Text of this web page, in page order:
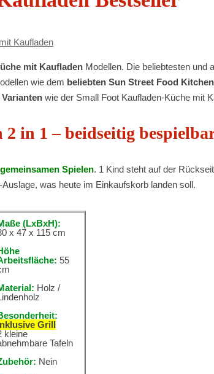
Kaufladen
mit Kaufladen Modellen. Die beliebtesten und
wie dem beliebten Sun Street Food Kitchen
wie der Small Foot Kaufladen-Küche mit
in 1 – beidseitig
Spielen. 1 Kind steht auf der
was heute im Einkaufskorb landen soll.
(LxBxH):
x 47 x 115 cm
55
Holz /
Grill
kleine
Tafeln
Nein